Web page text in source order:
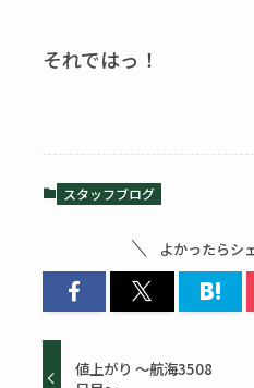
それではっ！
スタッフブログ
よかったらシ
値上がり ～航海3508